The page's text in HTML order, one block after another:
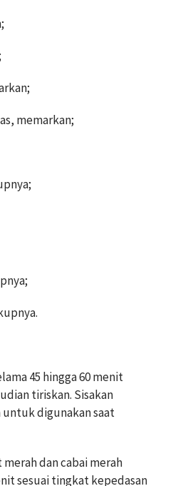
memarkan;
45 hingga 60 menit
tiriskan. Sisakan
untuk digunakan saat
dan cabai merah
sesuai tingkat kepedasan